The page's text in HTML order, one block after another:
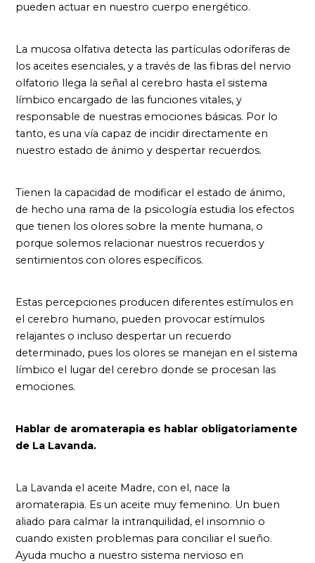
pueden actuar en nuestro cuerpo energético.
La mucosa olfativa detecta las partículas odoríferas de
los aceites esenciales, y a través de las fibras del nervio
olfatorio llega la señal al cerebro hasta el sistema
límbico encargado de las funciones vitales, y
responsable de nuestras emociones básicas. Por lo
tanto, es una vía capaz de incidir directamente en
nuestro estado de ánimo y despertar recuerdos.
Tienen la capacidad de modificar el estado de ánimo,
de hecho una rama de la psicología estudia los efectos
que tienen los olores sobre la mente humana, o
porque solemos relacionar nuestros recuerdos y
sentimientos con olores específicos.
Estas percepciones producen diferentes estímulos en
el cerebro humano, pueden provocar estímulos
relajantes o incluso despertar un recuerdo
determinado, pues los olores se manejan en el sistema
límbico el lugar del cerebro donde se procesan las
emociones.
Hablar de aromaterapia es hablar obligatoriamente
de La Lavanda.
La Lavanda el aceite Madre, con el, nace la
aromaterapia. Es un aceite muy femenino. Un buen
aliado para calmar la intranquilidad, el insomnio o
cuando existen problemas para conciliar el sueño.
Ayuda mucho a nuestro sistema nervioso en